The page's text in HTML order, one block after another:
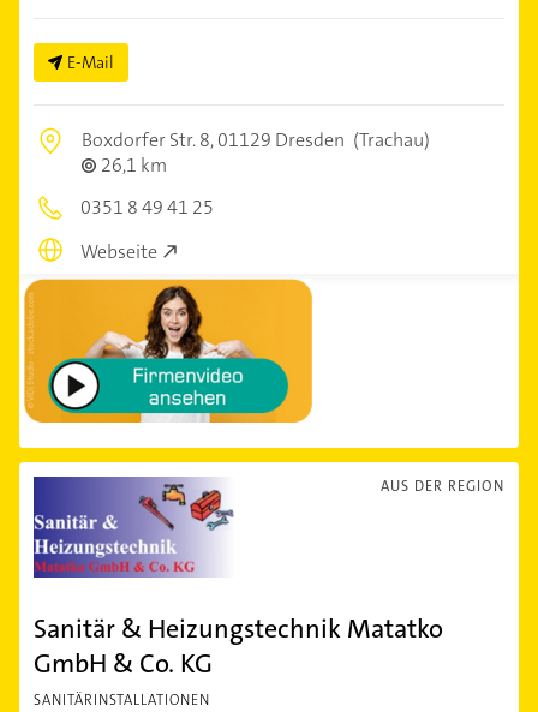
E-Mail
Boxdorfer Str. 8,01129 Dresden (Trachau)
26,1 km
0351 8 49 41 25
Webseite
AUS DER REGION
Sanitär & Heizungstechnik Matatko
GmbH & Co. KG
SANITÄRINSTALLATIONEN